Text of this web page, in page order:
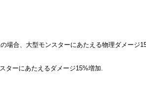
場合、大型モンスターにあたえる物理ダメージ
ターにあたえるダメージ15%増加.